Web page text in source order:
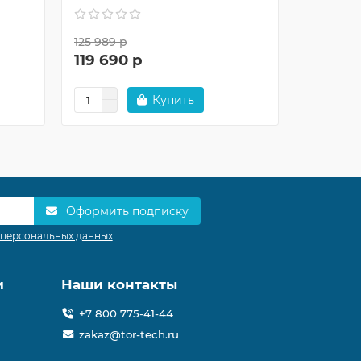
125 989 р
119 690 р
Купить
Оформить подписку
данных
Наши контакты
+7 800 775-41-44
zakaz@tor-tech.ru